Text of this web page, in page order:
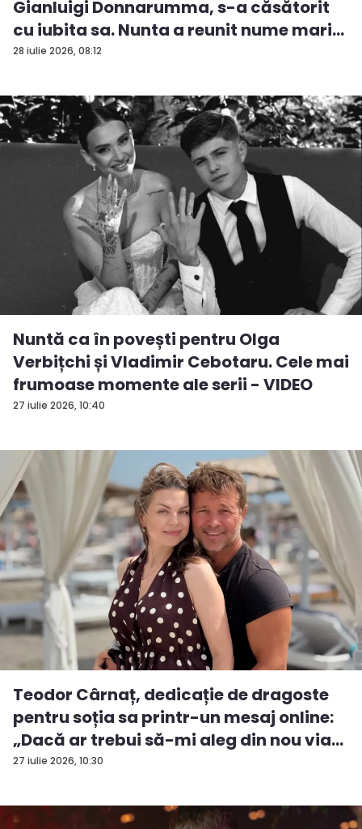
28 iulie 2026, 08:12
Gianluigi Donnarumma, s-a căsătorit
cu iubita sa. Nunta a reunit nume mari...
27 iulie 2026, 10:40
Nuntă ca în povești pentru Olga
Verbițchi și Vladimir Cebotaru. Cele mai
frumoase momente ale serii - VIDEO
27 iulie 2026, 10:30
Teodor Cârnaț, dedicație de dragoste
pentru soția sa printr-un mesaj online:
„Dacă ar trebui să-mi aleg din nou via...